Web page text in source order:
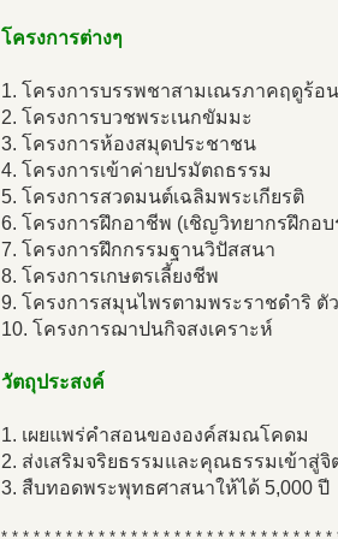
โครงการต่างๆ
1. โครงการบรรพชาสามเณรภาคฤดูร้อน
2. โครงการบวชพระเนกขัมมะ
3. โครงการห้องสมุดประชาชน
4. โครงการเข้าค่ายปรมัตถธรรม
5. โครงการสวดมนต์เฉลิมพระเกียรติ
6. โครงการฝึกอาชีพ (เชิญวิทยากรฝึกอ
7. โครงการฝึกกรรมฐานวิปัสสนา
8. โครงการเกษตรเลี้ยงชีพ
9. โครงการสมุนไพรตามพระราชดำริ ตั
10. โครงการฌาปนกิจสงเคราะห์
วัตถุประสงค์
1. เผยแพร่คำสอนขององค์สมณโคดม
2. ส่งเสริมจริยธรรมและคุณธรรมเข้าสู่จิ
3. สืบทอดพระพุทธศาสนาให้ได้ 5,000 ปี